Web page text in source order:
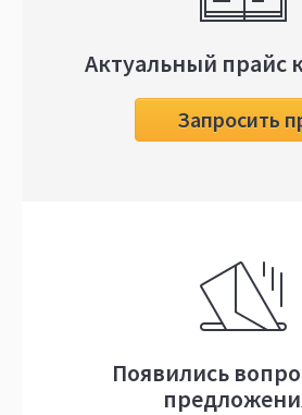
Актуальный прайс
Запросить
Появились